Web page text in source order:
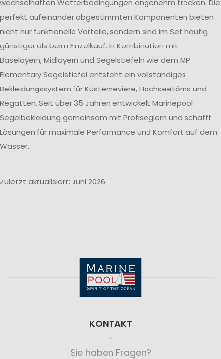
wechselhaften Wetterbedingungen angenehm trocken. Die
perfekt aufeinander abgestimmten Komponenten bieten
nicht nur funktionelle Vorteile, sondern sind im Set häufig
günstiger als beim Einzelkauf. In Kombination mit
Baselayern, Midlayern und Segelstiefeln wie dem MP
Elementary Segelstiefel entsteht ein vollständiges
Bekleidungssystem für Küstenreviere, Hochseetörns und
Regatten. Seit über 35 Jahren entwickelt Marinepool
Segelbekleidung gemeinsam mit Profiseglern und schafft
Lösungen für maximale Performance und Komfort auf dem
Wasser.
Zuletzt aktualisiert: Juni 2026
KONTAKT
Sie haben Fragen?